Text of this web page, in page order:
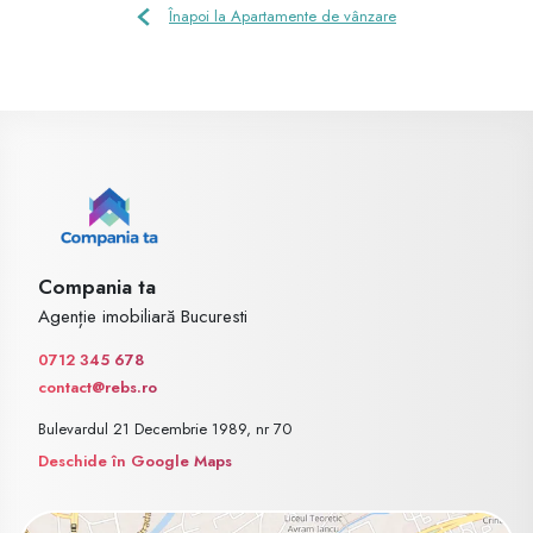
Înapoi la Apartamente de vânzare
Compania ta
Agenție imobiliară Bucuresti
0712 345 678
contact@rebs.ro
Bulevardul 21 Decembrie 1989, nr 70
Deschide în Google Maps